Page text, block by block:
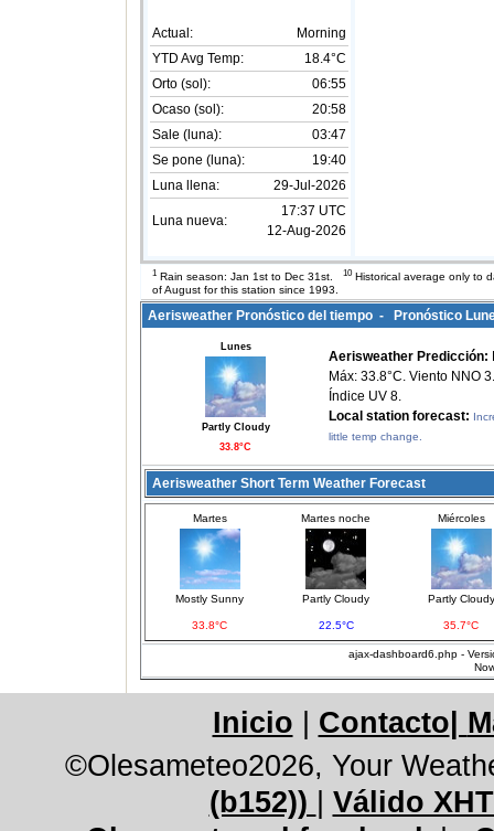
Actual:
Morning
YTD Avg Temp:
18.4°C
Orto (sol):
06:55
Ocaso (sol):
20:58
Sale (luna):
03:47
Se pone (luna):
19:40
Luna llena:
29-Jul-2026
Luna nueva:
17:37 UTC
12-Aug-2026
1 Rain season: Jan 1st to Dec 31st. 10Historical average only to
of August for this station since 1993.
Aerisweather Pronóstico del tiempo - Pronóstico
Lunes
Partly Cloudy
33.8°C
Aerisweather Predicción:
Máx: 33.8°C. Viento NNO
Índice UV 8.
Local station forecast:
little temp change.
Aerisweather Short Term Weather Forecast
Martes
Mostly Sunny
Martes noche
Partly Cloudy
Miércoles
Partly Cloudy
33.8°C 22.5°C 35.7°C
ajax-dashboard6.php -
Inicio Contacto
©Olesameteo2026, Your
(b152))
Válido